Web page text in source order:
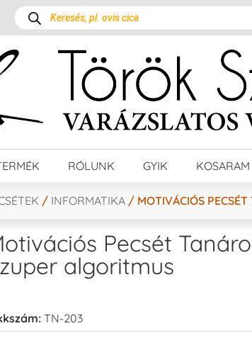
RÓLUNK GYIK KOSARAM
/ INFORMATIKA / MOTIVÁCIÓS
Pecsét
algoritmus
TN-203